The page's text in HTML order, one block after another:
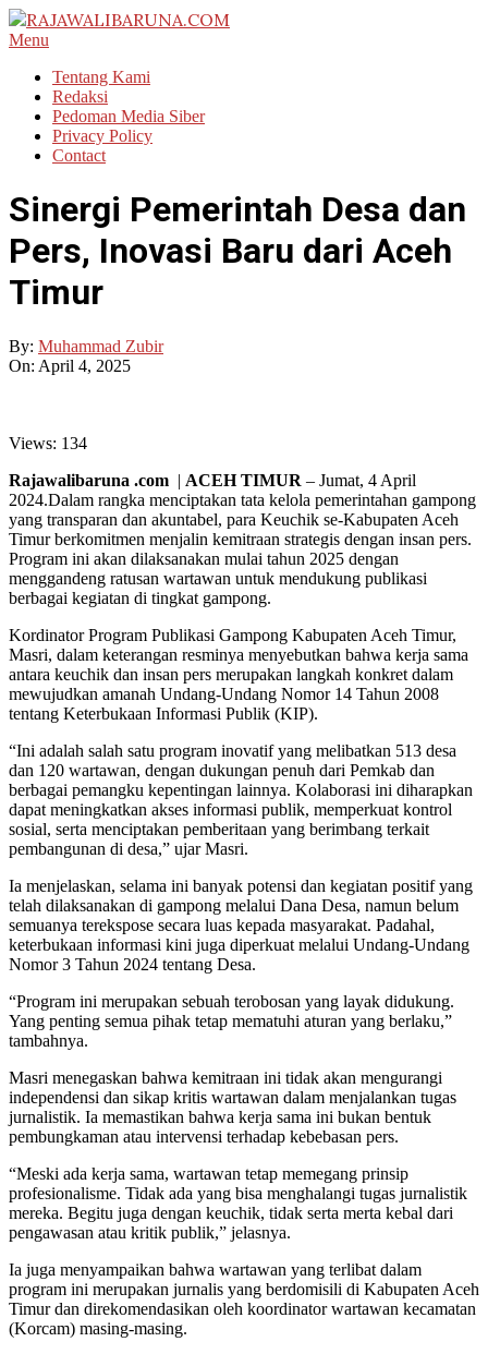
Skip
to
RAJAWALIBARUNA.COM
Primary
Menu
Menu
Tentang Kami
Redaksi
Pedoman Media Siber
Privacy Policy
Contact
Sinergi Pemerintah Desa dan
Pers, Inovasi Baru dari Aceh
Timur
By: Muhammad Zubir
On: April 4, 2025
Views: 134
Rajawalibaruna .com | ACEH TIMUR – Jumat, 4 April
2024.Dalam rangka menciptakan tata kelola pemerintahan gampong
yang transparan dan akuntabel, para Keuchik se-Kabupaten Aceh
Timur berkomitmen menjalin kemitraan strategis dengan insan pers.
Program ini akan dilaksanakan mulai tahun 2025 dengan
menggandeng ratusan wartawan untuk mendukung publikasi
berbagai kegiatan di tingkat gampong.
Kordinator Program Publikasi Gampong Kabupaten Aceh Timur,
Masri, dalam keterangan resminya menyebutkan bahwa kerja sama
antara keuchik dan insan pers merupakan langkah konkret dalam
mewujudkan amanah Undang-Undang Nomor 14 Tahun 2008
tentang Keterbukaan Informasi Publik (KIP).
“Ini adalah salah satu program inovatif yang melibatkan 513 desa
dan 120 wartawan, dengan dukungan penuh dari Pemkab dan
berbagai pemangku kepentingan lainnya. Kolaborasi ini diharapkan
dapat meningkatkan akses informasi publik, memperkuat kontrol
sosial, serta menciptakan pemberitaan yang berimbang terkait
pembangunan di desa,” ujar Masri.
Ia menjelaskan, selama ini banyak potensi dan kegiatan positif yang
telah dilaksanakan di gampong melalui Dana Desa, namun belum
semuanya terekspose secara luas kepada masyarakat. Padahal,
keterbukaan informasi kini juga diperkuat melalui Undang-Undang
Nomor 3 Tahun 2024 tentang Desa.
“Program ini merupakan sebuah terobosan yang layak didukung.
Yang penting semua pihak tetap mematuhi aturan yang berlaku,”
tambahnya.
Masri menegaskan bahwa kemitraan ini tidak akan mengurangi
independensi dan sikap kritis wartawan dalam menjalankan tugas
jurnalistik. Ia memastikan bahwa kerja sama ini bukan bentuk
pembungkaman atau intervensi terhadap kebebasan pers.
“Meski ada kerja sama, wartawan tetap memegang prinsip
profesionalisme. Tidak ada yang bisa menghalangi tugas jurnalistik
mereka. Begitu juga dengan keuchik, tidak serta merta kebal dari
pengawasan atau kritik publik,” jelasnya.
Ia juga menyampaikan bahwa wartawan yang terlibat dalam
program ini merupakan jurnalis yang berdomisili di Kabupaten Aceh
Timur dan direkomendasikan oleh koordinator wartawan kecamatan
(Korcam) masing-masing.